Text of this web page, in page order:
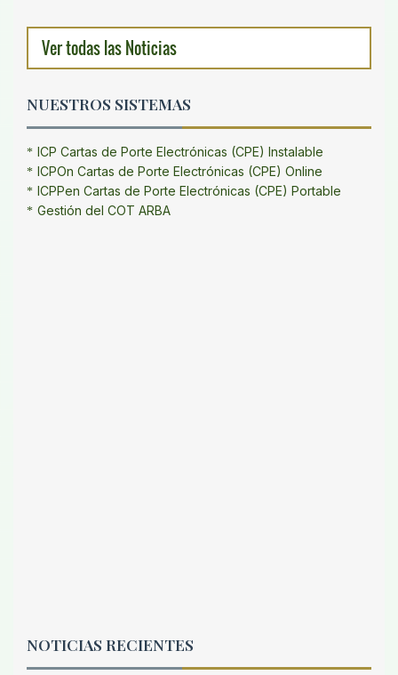
Ver todas las Noticias
NUESTROS SISTEMAS
ICP Cartas de Porte Electrónicas (CPE) Instalable
ICPOn Cartas de Porte Electrónicas (CPE) Online
ICPPen Cartas de Porte Electrónicas (CPE) Portable
Gestión del COT ARBA
NOTICIAS RECIENTES